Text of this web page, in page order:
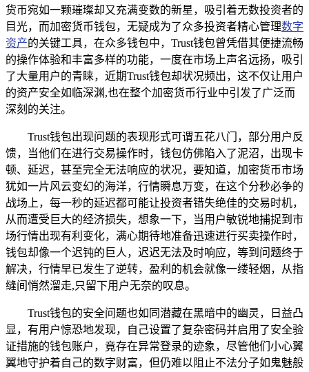
货币宛如一颗璀璨却又充满变数的新星，吸引着无数投资者的
目光，而加密货币钱包，无疑成为了众多投资者精心管理数字
资产的关键工具，在众多钱包中，Trust钱包曾凭借其便捷流畅
的操作体验和丰富多样的功能，一度在市场上声名远扬，吸引
了大量用户的青睐，近期Trust钱包却状况频出，这不仅让用户
的资产安全如临深渊,也在整个加密货币行业中引发了广泛而
深刻的关注。
Trust钱包出现问题的表现形式可谓五花八门，部分用户反
馈，当他们在进行交易操作时，钱包仿佛陷入了泥沼，出现卡
顿、延迟，甚至完全无法响应的状况，要知道，加密货币市场
犹如一片风云变幻的海洋，行情瞬息万变，在这个分秒必争的
战场上，每一秒的延迟都可能让投资者错失绝佳的交易时机，
从而遭受巨大的经济损失，想象一下，当用户敏锐地捕捉到市
场行情出现有利变化，满心期待地准备迅速进行买卖操作时，
钱包却像一个迟钝的巨人，迟迟无法及时响应，等到问题终于
解决，行情早已发生了逆转，盈利的机会就像一缕轻烟，从指
缝间悄然溜走,只留下用户无奈的叹息。
Trust钱包的安全问题也如同潜藏在黑暗中的幽灵，日益凸
显，有用户惊恐地发现，自己设置了复杂密码并启用了安全验
证措施的钱包账户，竟存在异常登录的迹象，尽管他们小心翼
翼地守护着自己的数字财富，但仍难以阻止不法分子如鬼魅般